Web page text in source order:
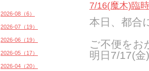
7/16(魔木)臨
本日、都合
ご不便をお
明日7/17(
2026-08（6）
2026-07（19）
2026-06（19）
2026-05（17）
2026-04（20）